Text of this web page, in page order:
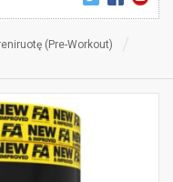
(Pre-Workout)